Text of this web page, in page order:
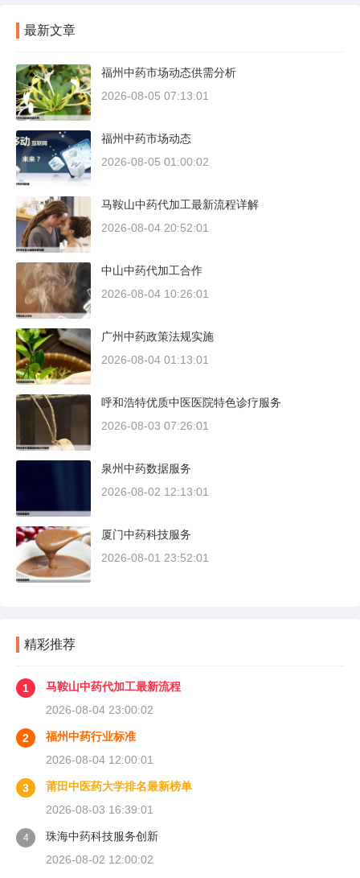
最新文章
福州中药市场动态供需分析
2026-08-05 07:13:01
福州中药市场动态
2026-08-05 01:00:02
马鞍山中药代加工最新流程详解
2026-08-04 20:52:01
中山中药代加工合作
2026-08-04 10:26:01
广州中药政策法规实施
2026-08-04 01:13:01
呼和浩特优质中医医院特色诊疗服务
2026-08-03 07:26:01
泉州中药数据服务
2026-08-02 12:13:01
厦门中药科技服务
2026-08-01 23:52:01
精彩推荐
1
马鞍山中药代加工最新流程
2026-08-04 23:00:02
2
福州中药行业标准
2026-08-04 12:00:01
3
莆田中医药大学排名最新榜单
2026-08-03 16:39:01
4
珠海中药科技服务创新
2026-08-02 12:00:02